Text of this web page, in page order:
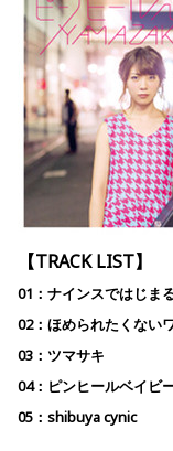
【TRACK LIST】
01：ナインスではじま
02：ほめられたくない
03：ツマサキ
04：ピンヒールベイビ
05：shibuya cynic